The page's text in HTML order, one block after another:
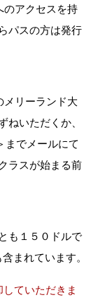
のアクセスを持
パスの方は発行
メリーランド大
いただくか、
までメールにて
ラスが始まる前
も１５０ドルで
まれています。
ていただきま